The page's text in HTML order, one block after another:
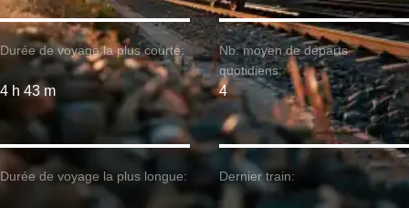
Durée de voyage la plus courte:
4 h 43 m
Durée de voyage la plus longue:
Nb. moyen de départs
quotidiens:
4
Dernier train: